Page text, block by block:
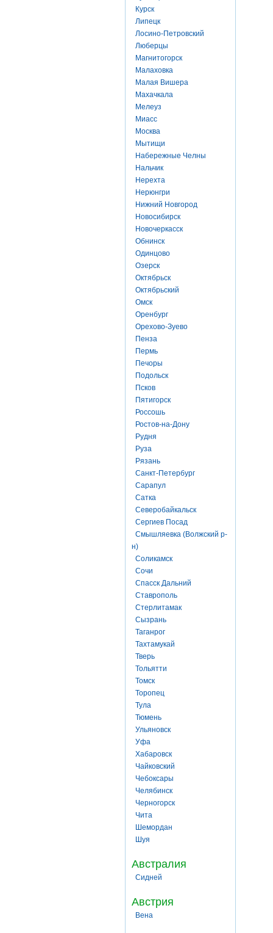
Курск
Липецк
Лосино-Петровский
Люберцы
Магнитогорск
Малаховка
Малая Вишера
Махачкала
Мелеуз
Миасс
Москва
Мытищи
Набережные Челны
Нальчик
Нерехта
Нерюнгри
Нижний Новгород
Новосибирск
Новочеркасск
Обнинск
Одинцово
Озерск
Октябрьск
Октябрьский
Омск
Оренбург
Орехово-Зуево
Пенза
Пермь
Печоры
Подольск
Псков
Пятигорск
Россошь
Ростов-на-Дону
Рудня
Руза
Рязань
Санкт-Петербург
Сарапул
Сатка
Северобайкальск
Сергиев Посад
Смышляевка (Волжский р-
н)
Соликамск
Сочи
Спасск Дальний
Ставрополь
Стерлитамак
Сызрань
Таганрог
Тахтамукай
Тверь
Тольятти
Томск
Торопец
Тула
Тюмень
Ульяновск
Уфа
Хабаровск
Чайковский
Чебоксары
Челябинск
Черногорск
Чита
Шемордан
Шуя
Австралия
Сидней
Австрия
Вена